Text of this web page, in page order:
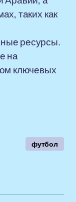
таких как
ресурсы.
на
ключевых
футбол